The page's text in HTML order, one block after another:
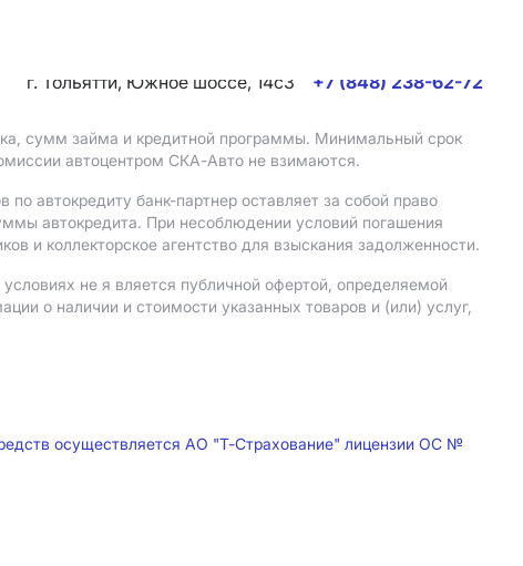
г. Тольятти, Южное шоссе, 14с3
+7 (848) 238-62-72
сумм займа и кредитной программы. Минимальный срок
автоцентром СКА-Авто не взимаются.
автокредиту банк-партнер оставляет за собой право
автокредита. При несоблюдении условий погашения
и коллекторское агентство для взыскания задолженности.
не я вляется публичной офертой, определяемой
о наличии и стоимости указанных товаров и (или) услуг,
осуществляется АО "Т-Страхование" лицензии ОС №